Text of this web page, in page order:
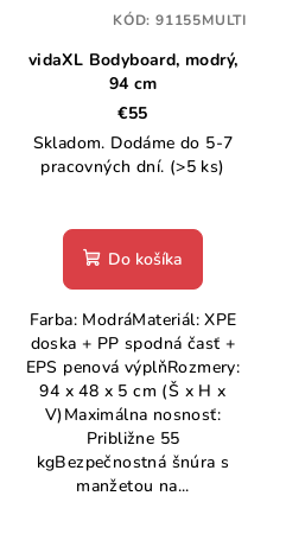
vidaXL Bodyboard, modrý,
94 cm
€55
Skladom. Dodáme do 5-7
pracovných dní. (>5 ks)
Do košíka
Farba: ModráMateriál: XPE
doska + PP spodná časť +
EPS penová výplňRozmery:
94 x 48 x 5 cm (Š x H x
V)Maximálna nosnosť:
Približne 55
kgBezpečnostná šnúra s
manžetou na...
KÓD: 91155MULTI